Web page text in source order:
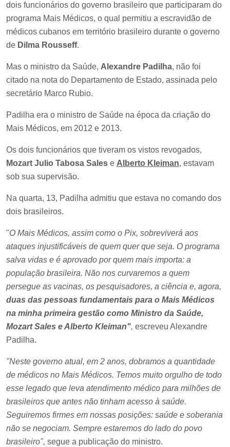
dois funcionários do governo brasileiro que participaram do
programa Mais Médicos, o qual permitiu a escravidão de
médicos cubanos em território brasileiro durante o governo
de Dilma Rousseff.
Mas o ministro da Saúde, Alexandre Padilha, não foi
citado na nota do Departamento de Estado, assinada pelo
secretário Marco Rubio.
Padilha era o ministro de Saúde na época da criação do
Mais Médicos, em 2012 e 2013.
Os dois funcionários que tiveram os vistos revogados,
Mozart Julio Tabosa Sales e Alberto Kleiman, estavam
sob sua supervisão.
Na quarta, 13, Padilha admitiu que estava no comando dos
dois brasileiros.
"O Mais Médicos, assim como o Pix, sobreviverá aos
ataques injustificáveis de quem quer que seja. O programa
salva vidas e é aprovado por quem mais importa: a
população brasileira. Não nos curvaremos a quem
persegue as vacinas, os pesquisadores, a ciência e, agora,
duas das pessoas fundamentais para o Mais Médicos
na minha primeira gestão como Ministro da Saúde,
Mozart Sales e Alberto Kleiman", escreveu Alexandre
Padilha.
"Neste governo atual, em 2 anos, dobramos a quantidade
de médicos no Mais Médicos. Temos muito orgulho de todo
esse legado que leva atendimento médico para milhões de
brasileiros que antes não tinham acesso à saúde.
Seguiremos firmes em nossas posições: saúde e soberania
não se negociam. Sempre estaremos do lado do povo
brasileiro", segue a publicação do ministro.